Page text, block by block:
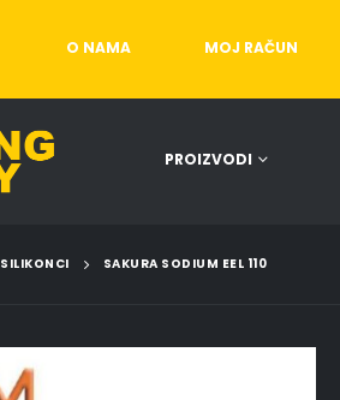
O NAMA MOJ RAČUN
PROIZVODI
SILIKONCI SAKURA SODIUM EEL 110